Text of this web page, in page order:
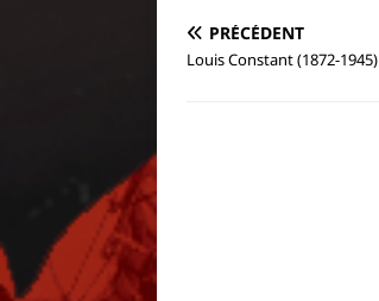
PRÉCÉDENT
Louis Constant (1872-1945)